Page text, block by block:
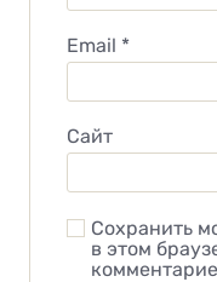
Email *
Сайт
Сохранить
в этом